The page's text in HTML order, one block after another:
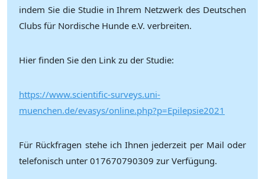
indem Sie die Studie in Ihrem Netzwerk des Deutschen
Clubs für Nordische Hunde e.V. verbreiten.
Hier finden Sie den Link zu der Studie:
https://www.scientific-surveys.uni-
muenchen.de/evasys/online.php?p=Epilepsie2021
Für Rückfragen stehe ich Ihnen jederzeit per Mail oder
telefonisch unter 017670790309 zur Verfügung.